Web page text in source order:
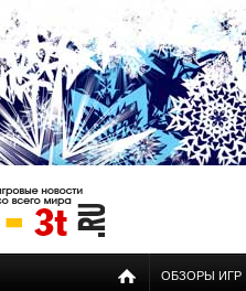
ОБЗОРЫ ИГР